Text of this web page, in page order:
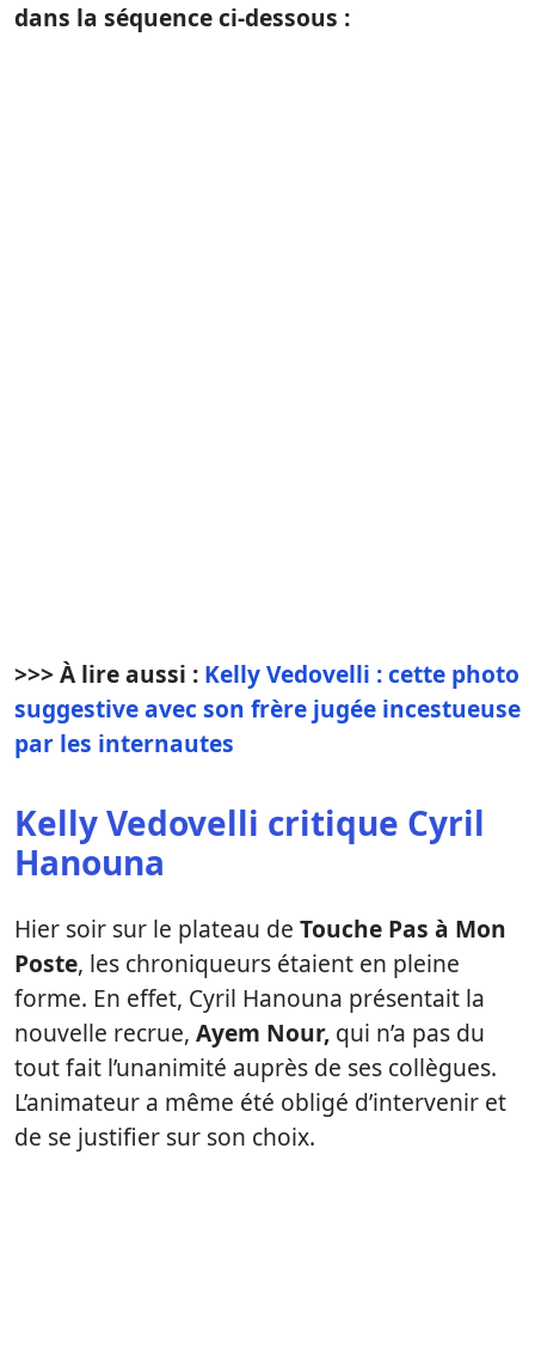
dans la séquence ci-dessous :
>>> À lire aussi : Kelly Vedovelli : cette photo
suggestive avec son frère jugée incestueuse
par les internautes
Kelly Vedovelli critique Cyril
Hanouna
Hier soir sur le plateau de Touche Pas à Mon
Poste, les chroniqueurs étaient en pleine
forme. En effet, Cyril Hanouna présentait la
nouvelle recrue, Ayem Nour, qui n’a pas du
tout fait l’unanimité auprès de ses collègues.
L’animateur a même été obligé d’intervenir et
de se justifier sur son choix.